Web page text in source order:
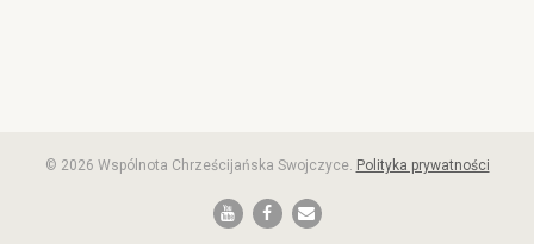
© 2026 Wspólnota Chrześcijańska Swojczyce. Polityka prywatności